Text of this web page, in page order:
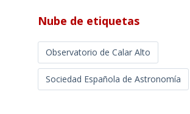
Nube de etiquetas
Observatorio de Calar Alto
Sociedad Española de Astronomía